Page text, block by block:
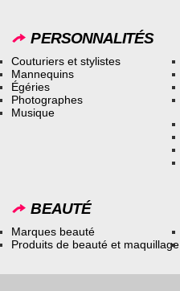
PERSONNALITÉS
Couturiers et stylistes
Mannequins
Égéries
Photographes
Musique
BEAUTÉ
Marques beauté
Produits de beauté et maquillage